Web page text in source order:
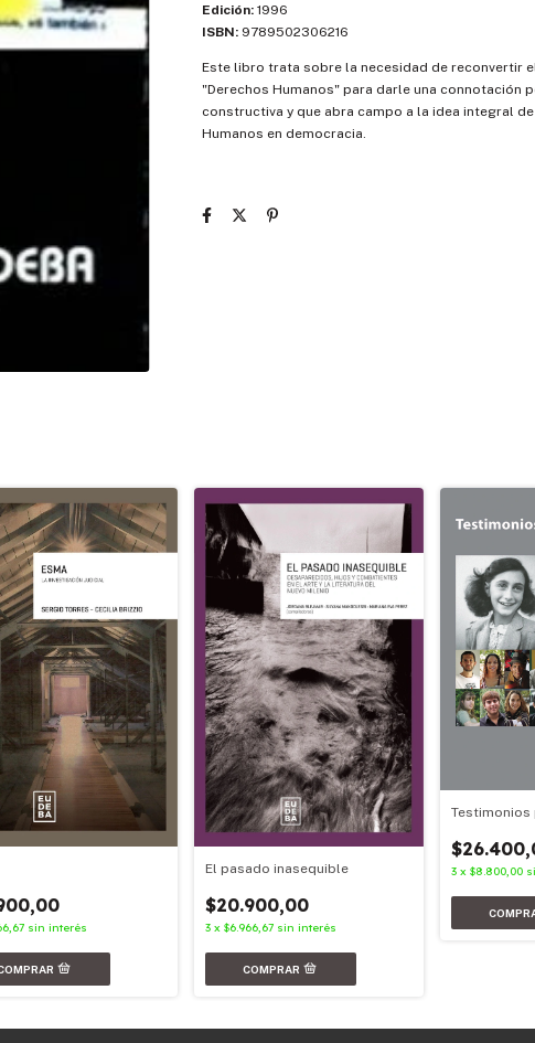
Edición: 1996
ISBN: 9789502306216
Este libro trata sobre la necesidad de reconvertir
"Derechos Humanos" para darle una connotación
constructiva y que abra campo a la idea integral
Humanos en democracia.
sin interés
El pasado inasequible
$20.900,00
3 x $6.966,67 sin interés
Testimonios
3 x $8.800,00